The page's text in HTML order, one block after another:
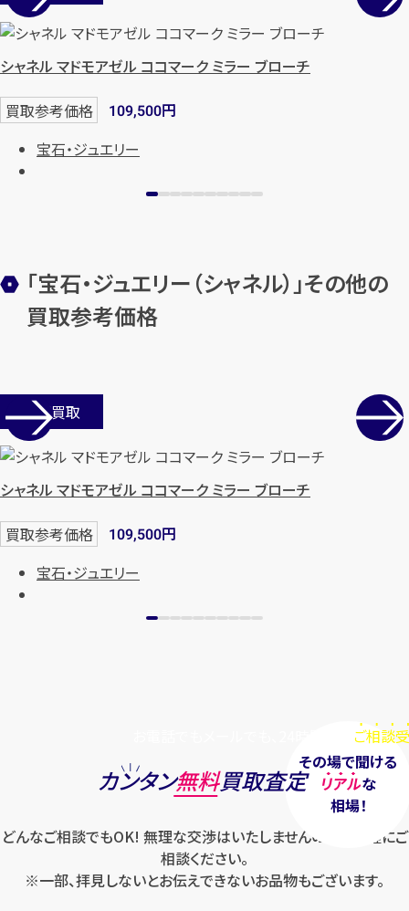
カンタン
最短1分！今すぐ査定金額をお伝えいた
します
まずはお電話
【総合受付】24時間・年中無休(年末年
シャネル マドモアゼル ココマーク ミラー ブローチ
買取参考価格 109,500円
宝石・ジュエリー
「宝石・ジュエリー（シャネル）」その他の
買取参考価格
店舗買取
シャネル マドモアゼル ココマーク ミラー ブローチ
買取参考価格 109,500円
宝石・ジュエリー
ご相談
その場で聞ける
リアルな
相場！
カンタン無料買取査定
どんなご相談でもOK! 無理な交渉はいたしませんのでお気軽にご
相談ください。
※一部、拝見しないとお伝えできないお品物もございます。